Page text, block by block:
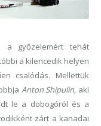
a győzelemért tehát
a kilencedik helyen
csalódás. Mellettük
Anton Shipulin , aki
le a dobogóról és a
zárt a kanadai